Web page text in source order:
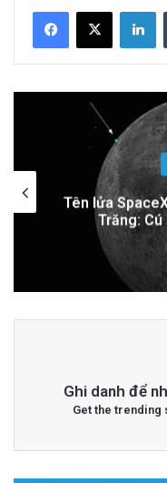
Related Articles
13
Khám
Trên
Nghệ
2
Trung Quốc
để ngăn
Ghi danh để
Get the